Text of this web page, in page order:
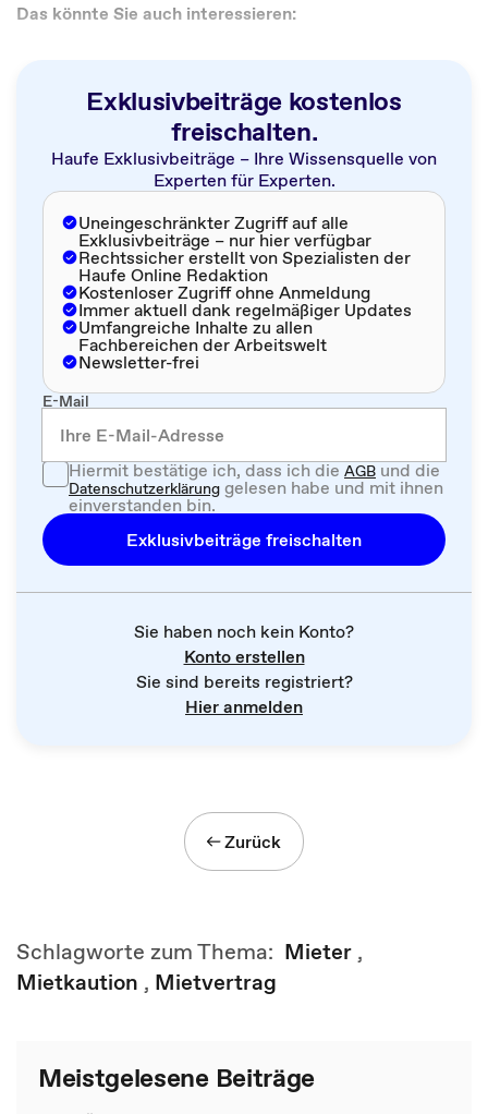
Das könnte Sie auch interessieren:
Exklusivbeiträge kostenlos
freischalten.
Haufe Exklusivbeiträge – Ihre Wissensquelle von
Experten für Experten.
Uneingeschränkter Zugriff auf alle
Exklusivbeiträge – nur hier verfügbar
Rechtssicher erstellt von Spezialisten der
Haufe Online Redaktion
Kostenloser Zugriff ohne Anmeldung
Immer aktuell dank regelmäßiger Updates
Umfangreiche Inhalte zu allen
Fachbereichen der Arbeitswelt
Newsletter-frei
E-Mail
Hiermit bestätige ich, dass ich dieAGBund die
Datenschutzerklärung gelesen habe und mit ihnen
einverstanden bin.
Exklusivbeiträge freischalten
Sie haben noch kein Konto?
Konto erstellen
Sie sind bereits registriert?
Hier anmelden
Zurück
Schlagworte zum Thema: Mieter ,
Mietkaution , Mietvertrag
Meistgelesene Beiträge